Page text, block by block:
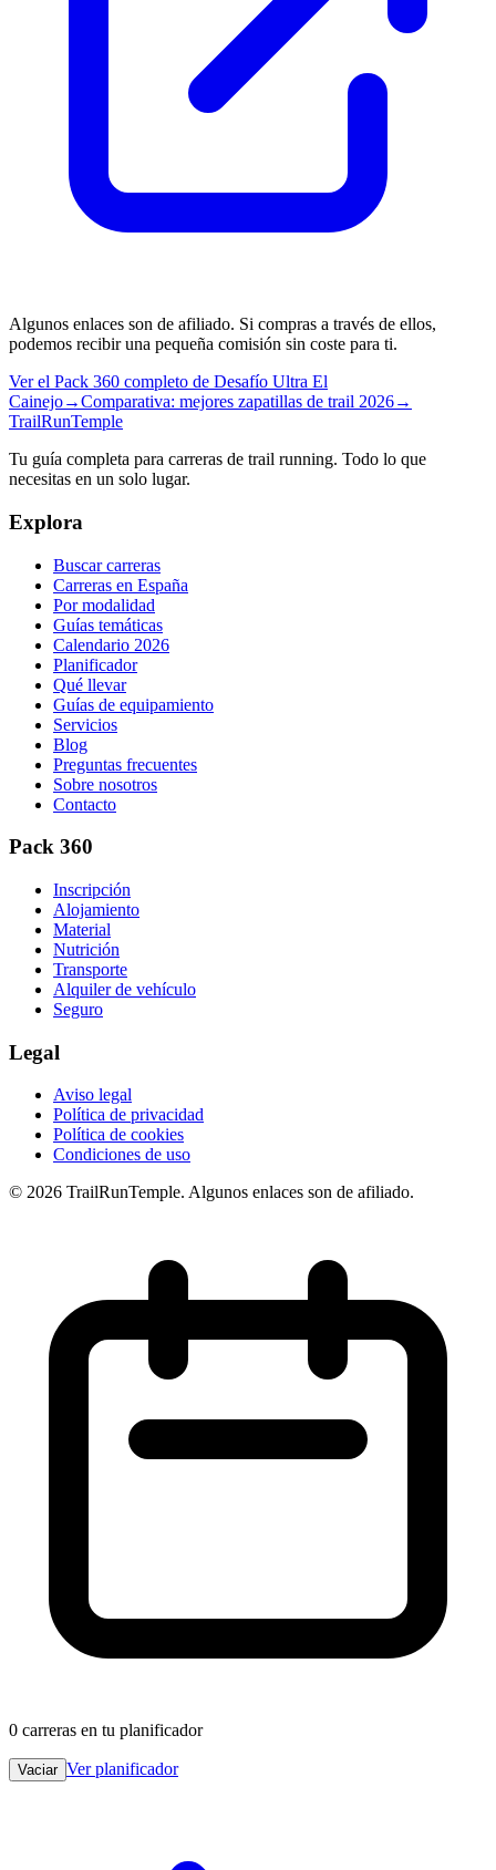
Algunos enlaces son de afiliado. Si compras a través de ellos,
podemos recibir una pequeña comisión sin coste para ti.
Ver el Pack 360 completo de Desafío Ultra El
Cainejo→Comparativa: mejores zapatillas de trail 2026→
TrailRunTemple
Tu guía completa para carreras de trail running. Todo lo que
necesitas en un solo lugar.
Explora
Buscar carreras
Carreras en España
Por modalidad
Guías temáticas
Calendario 2026
Planificador
Qué llevar
Guías de equipamiento
Servicios
Blog
Preguntas frecuentes
Sobre nosotros
Contacto
Pack 360
Inscripción
Alojamiento
Material
Nutrición
Transporte
Alquiler de vehículo
Seguro
Legal
Aviso legal
Política de privacidad
Política de cookies
Condiciones de uso
© 2026 TrailRunTemple. Algunos enlaces son de afiliado.
0 carreras en tu planificador
Vaciar Ver planificador